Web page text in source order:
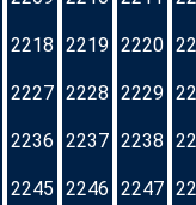
2218 2219 2220
2227 2228 2229
2236 2237 2238
2245 2246 2247